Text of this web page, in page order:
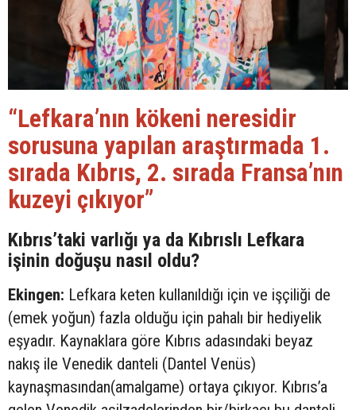
“Lefkara’nın kökeni neresidir
sorusuna yapılan araştırmada 1.
sırada Kıbrıs, 2. sırada Fransa’nın
kuzeyi çıkıyor”
Kıbrıs’taki varlığı ya da Kıbrıslı Lefkara
işinin doğuşu nasıl oldu?
Ekingen: Lefkara keten kullanıldığı için ve işçiliği de
(emek yoğun) fazla olduğu için pahalı bir hediyelik
eşyadır. Kaynaklara göre Kıbrıs adasındaki beyaz
nakış ile Venedik danteli (Dantel Venüs)
kaynaşmasından(amalgame) ortaya çıkıyor. Kıbrıs’a